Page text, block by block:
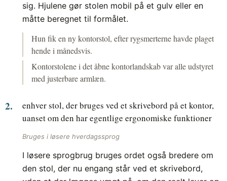
sig. Hjulene gør stolen mobil på et gulv eller en
måtte beregnet til formålet.
Hun fik en ny kontorstol, efter rygsmerterne havde plaget
hende i månedsvis.
Kontorstolene i det åbne kontorlandskab var alle udstyret
med justerbare armlæn.
enhver stol, der bruges ved et skrivebord på et kontor,
uanset om den har egentlige ergonomiske funktioner
Bruges i løsere hverdagssprog
I løsere sprogbrug bruges ordet også bredere om
den stol, der nu engang står ved et skrivebord,